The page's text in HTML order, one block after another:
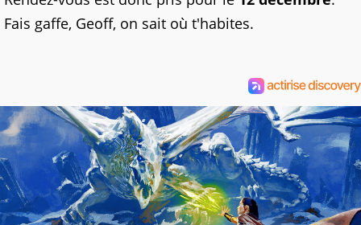
Fais gaffe, Geoff, on sait où t'habites.